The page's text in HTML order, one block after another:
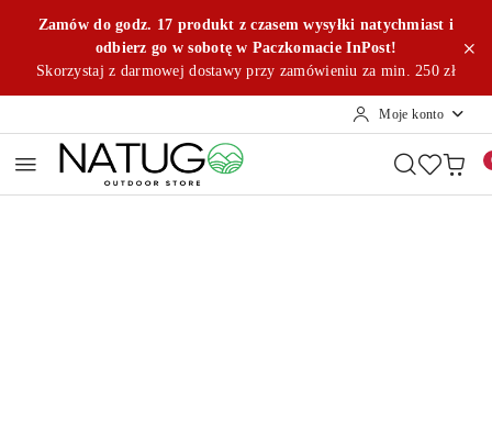
Przejdź do treści głównej
Przejdź do wyszukiwarki
Przejdź do moje konto
Przejdź do menu głównego
Przejdź do opisu produktu
Przejdź do stopki
Zamów do godz. 17 produkt z czasem wysyłki natychmiast i
odbierz go w sobotę w Paczkomacie InPost!
Skorzystaj z darmowej dostawy przy zamówieniu za min. 250 zł
Moje konto